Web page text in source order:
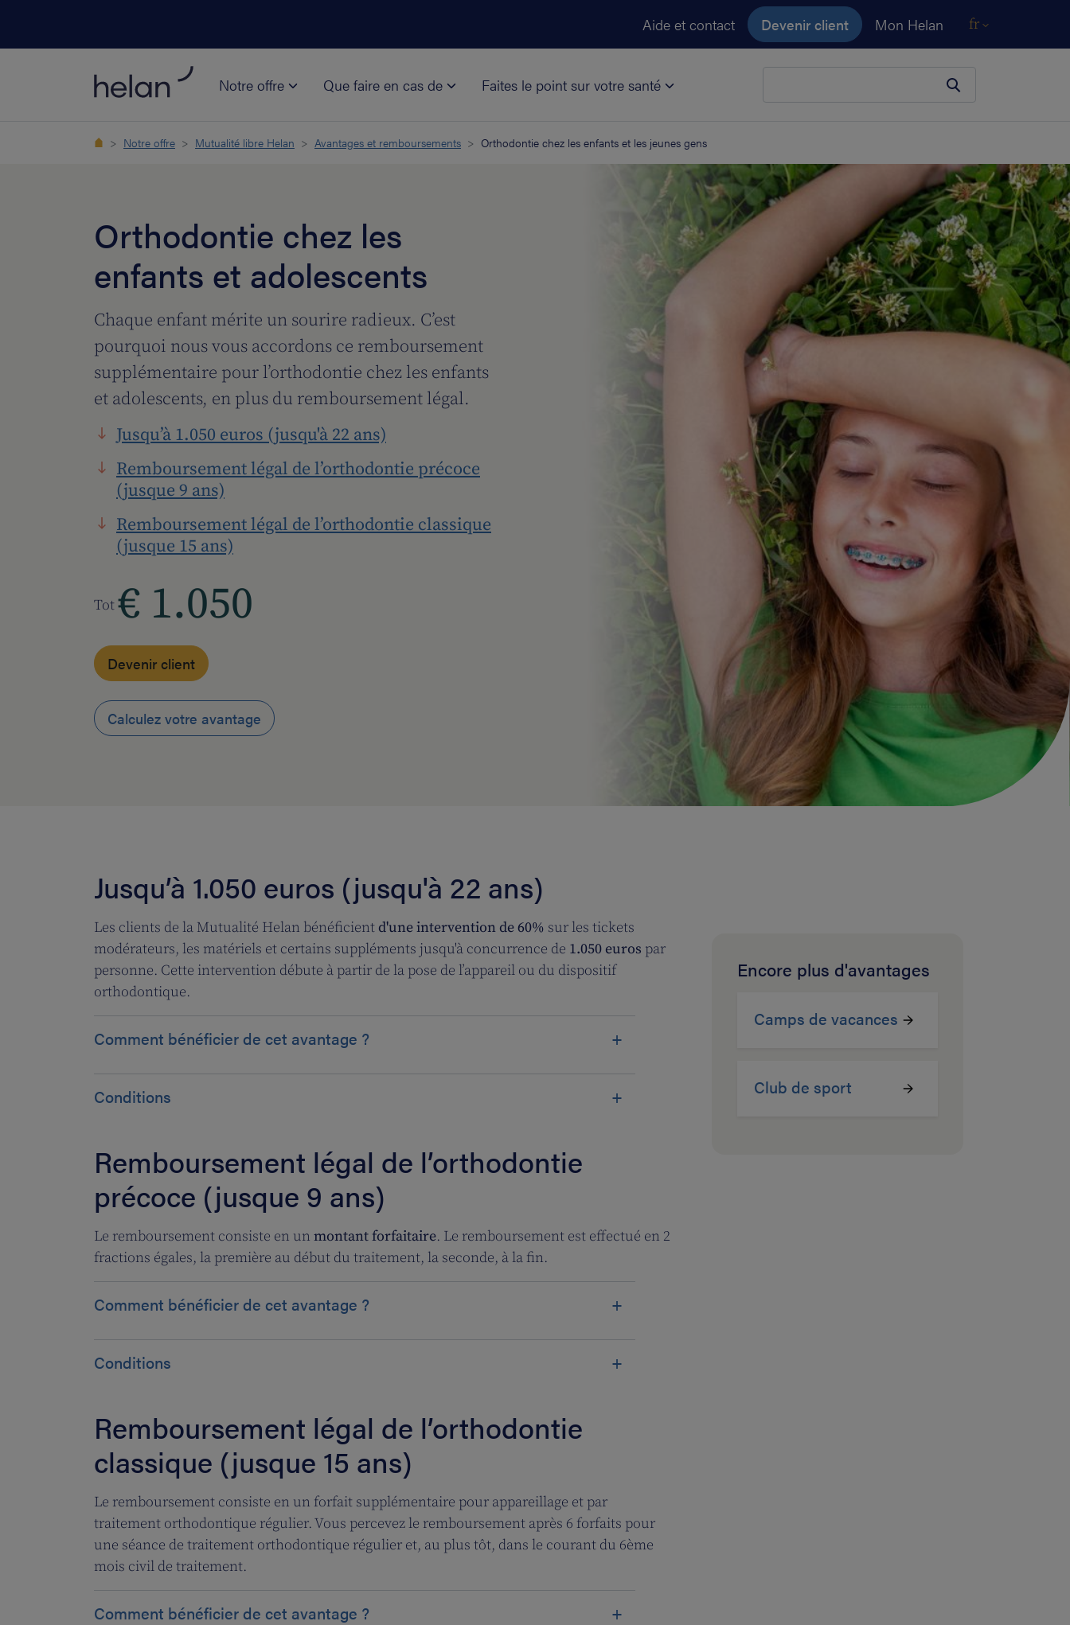
Aide et contact Devenir client Mon Helan fr
Notre offre Que faire en cas de Faites le point sur votre santé
Notre offre Mutualité libre Helan Avantages et remboursements Orthodontie chez les enfants et les jeunes gens
Orthodontie chez les
enfants et adolescents
Chaque enfant mérite un sourire radieux. C’est
pourquoi nous vous accordons ce remboursement
supplémentaire pour l’orthodontie chez les enfants
et adolescents, en plus du remboursement légal.
Jusqu’à 1.050 euros (jusqu'à 22 ans)
Remboursement légal de l’orthodontie précoce
(jusque 9 ans)
Remboursement légal de l’orthodontie classique
(jusque 15 ans)
Tot€ 1.050
Devenir client
Calculez votre avantage
Jusqu’à 1.050 euros (jusqu'à 22 ans)
Les clients de la Mutualité Helan bénéficient d'une intervention de 60% sur les tickets
modérateurs, les matériels et certains suppléments jusqu'à concurrence de 1.050 euros par
personne. Cette intervention débute à partir de la pose de l’appareil ou du dispositif
orthodontique.
Comment bénéficier de cet avantage ?
Conditions
Remboursement légal de l’orthodontie
précoce (jusque 9 ans)
Le remboursement consiste en un montant forfaitaire. Le remboursement est effectué en 2
fractions égales, la première au début du traitement, la seconde, à la fin.
Comment bénéficier de cet avantage ?
Conditions
Remboursement légal de l’orthodontie
classique (jusque 15 ans)
Le remboursement consiste en un forfait supplémentaire pour appareillage et par
traitement orthodontique régulier. Vous percevez le remboursement après 6 forfaits pour
une séance de traitement orthodontique régulier et, au plus tôt, dans le courant du 6ème
mois civil de traitement.
Comment bénéficier de cet avantage ?
Encore plus d'avantages
Camps de vacances
Club de sport